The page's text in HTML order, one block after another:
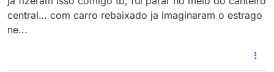
central… com carro rebaixado ja imaginaram o estrago
ne...